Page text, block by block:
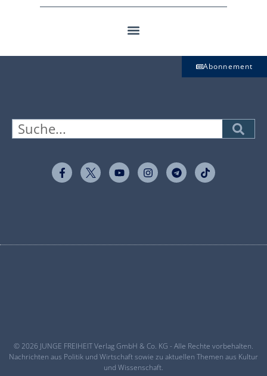
Abonnement
© 2026 JUNGE FREIHEIT Verlag GmbH & Co. KG - Alle Rechte vorbehalten.
Nachrichten aus Politik und Wirtschaft sowie zu aktuellen Themen aus Kultur
und Wissenschaft.